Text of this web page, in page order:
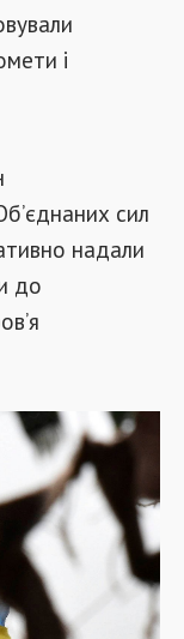
і
сил
надали
до